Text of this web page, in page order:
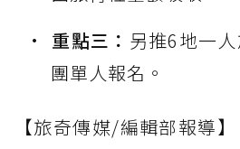
重點三： 另推6地一
團單人報名。
【旅奇傳媒/編輯部報導